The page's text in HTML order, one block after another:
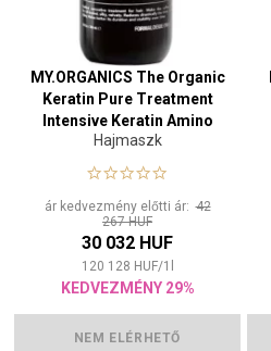
MY.ORGANICS The Organic
Keratin Pure Treatment
Intensive Keratin Amino
Acids 250 ml
Hajmaszk
ár kedvezmény előtti ár:42
267 HUF
30 032 HUF
120 128 HUF/1
KEDVEZMÉNY 29%
NEM ELÉRHETŐ